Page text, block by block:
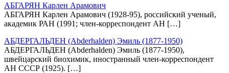
АБГАРЯН Карлен Арамович
АБГАРЯН Карлен Арамович (1928-95), российский ученый,
академик РАН (1991; член-корреспондент АН […]
АБДЕРГАЛЬДЕН (Abderhalden) Эмиль (1877-1950)
АБДЕРГАЛЬДЕН (Abderhalden) Эмиль (1877-1950),
швейцарский биохимик, иностранный член-корреспондент
АН СССР (1925). […]